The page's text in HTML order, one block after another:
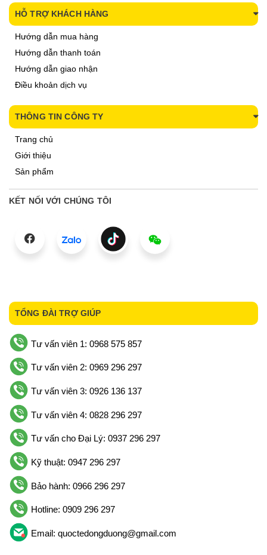
HỖ TRỢ KHÁCH HÀNG
Hướng dẫn mua hàng
Hướng dẫn thanh toán
Hướng dẫn giao nhận
Điều khoản dịch vụ
THÔNG TIN CÔNG TY
Trang chủ
Giới thiệu
Sản phẩm
KẾT NỐI VỚI CHÚNG TÔI
TỔNG ĐÀI TRỢ GIÚP
Tư vấn viên 1: 0968 575 857
Tư vấn viên 2: 0969 296 297
Tư vấn viên 3: 0926 136 137
Tư vấn viên 4: 0828 296 297
Tư vấn cho Đại Lý: 0937 296 297
Kỹ thuật: 0947 296 297
Bảo hành: 0966 296 297
Hotline: 0909 296 297
Email: quoctedongduong@gmail.com